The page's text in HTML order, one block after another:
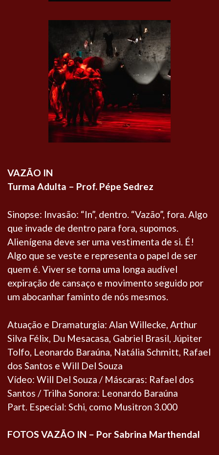
VAZÃO IN
Turma Adulta – Prof. Pépe Sedrez
Sinopse: Invasão: “In”, dentro. “Vazão”, fora. Algo
que invade de dentro para fora, supomos.
Alienígena deve ser uma vestimenta de si. É!
Algo que se veste e representa o papel de ser
quem é. Viver se torna uma longa audível
expiração de cansaço e movimento seguido por
um abocanhar faminto de nós mesmos.
Atuação e Dramaturgia: Alan Willecke, Arthur
Silva Félix, Du Mesacasa, Gabriel Brasil, Júpiter
Tolfo, Leonardo Baraúna, Natália Schmitt, Rafael
dos Santos e Will Del Souza
Vídeo: Will Del Souza / Máscaras: Rafael dos
Santos / Trilha Sonora: Leonardo Baraúna
Part. Especial: Schi, como Musitron 3.000
FOTOS VAZÃO IN – Por Sabrina Marthendal